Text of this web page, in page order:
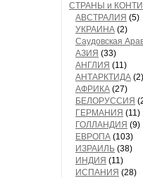
СТРАНЫ и
АВСТРАЛИЯ (5)
УКРАИНА (2)
Саудовская
АЗИЯ (33)
АНГЛИЯ (11)
АНТАРКТИДА (2)
АФРИКА (27)
БЕЛОРУССИЯ
ГЕРМАНИЯ (11)
ГОЛЛАНДИЯ (9)
ЕВРОПА (103)
ИЗРАИЛЬ (38)
ИНДИЯ (11)
ИСПАНИЯ (28)